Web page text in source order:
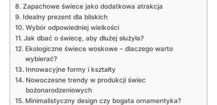
Zapachowe świece⁣ jako dodatkowa‌ atrakcja
Idealny prezent dla bliskich
Wybór odpowiedniej wielkości
Jak dbać o ​świecę, aby dłużej służyła?
Ekologiczne‍ świece woskowe – dlaczego‌ warto‌
wybierać?
Innowacyjne formy ​i kształty
Nowoczesne⁤ trendy w produkcji świec
bożonarodzeniowych
Minimalistyczny design czy bogata‌ ornamentyka?